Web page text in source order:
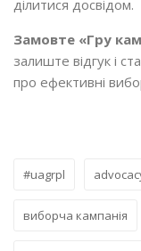
ділитися досвідом.
Замовте «Гру
залиште відгук і
про ефективні
#uagrpl
виборча кампанія